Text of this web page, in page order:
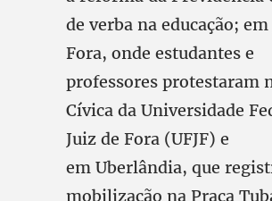
de verba na educação; em
Fora, onde estudantes e
professores protestaram
Cívica da Universidade
Juiz de Fora (UFJF) e
em Uberlândia, que
mobilização na Praça